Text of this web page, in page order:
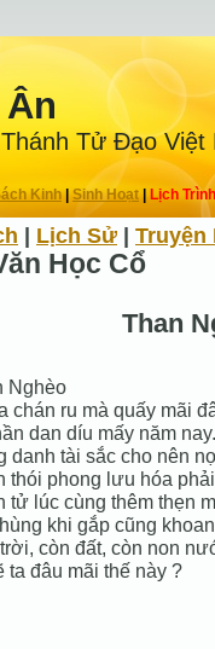
Tử Ðạo Việt
Kinh|Sinh Hoạt| Lịch Trình
Lịch Sử
Truyện
Học Cổ
Than
Nghèo
chán ru mà quấy mãi
dan díu mấy năm nay.
danh tài sắc cho nên
thói phong lưu hóa
tử lúc cùng thêm thẹn
khi gắp cũng
còn đất, còn non
ta đâu mãi thế này ?